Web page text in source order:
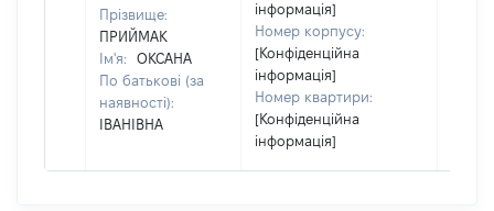
Прізвище:
ПРИЙМАК
Ім'я:
ОКСАНА
По батькові (за
наявності):
ІВАНІВНА
інформація]
Номер корпусу:
[Конфіденційна
інформація]
Номер квартири:
[Конфіденційна
інформація]